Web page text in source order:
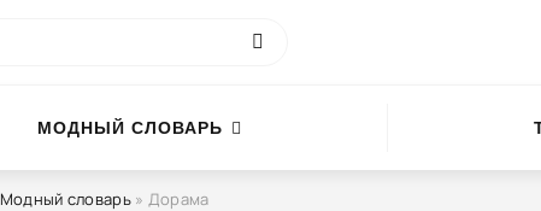
МОДНЫЙ СЛОВАРЬ
Модный словарь» Дорама